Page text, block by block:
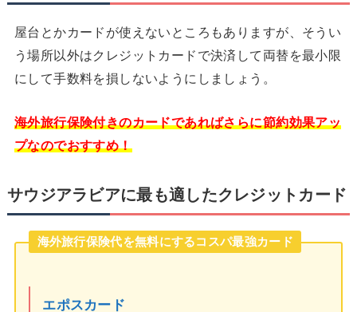
屋台とかカードが使えないところもありますが、そうい
う場所以外はクレジットカードで決済して両替を最小限
にして手数料を損しないようにしましょう。
海外旅行保険付きのカードであればさらに節約効果アッ
プなのでおすすめ！
サウジアラビアに最も適したクレジットカード
海外旅行保険代を無料にするコスパ最強カード
エポスカード